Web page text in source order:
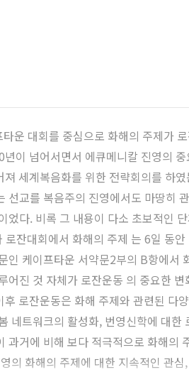
운 대회를 중심으로 화해의 주제가
이 넘어서면서 에큐메니칼 진영의
세계복음화를 위한 전략회의를 하
교를 복음주의 진영에서도 마땅히
다. 비록 그 내용이 다소 초보적인
잔대회에서 화해의 주제 는 6일 동
인 케이프타운 서약문2부의 B항에
루어진 것 자체가 로잔운동 의 중요
로잔운동은 화해 주제와 관련된 다
네트워크의 활성화, 번영신학에 대
거에 비해 보다 적극적으로 화해
의 화해의 주제에 대한 지속적인 관